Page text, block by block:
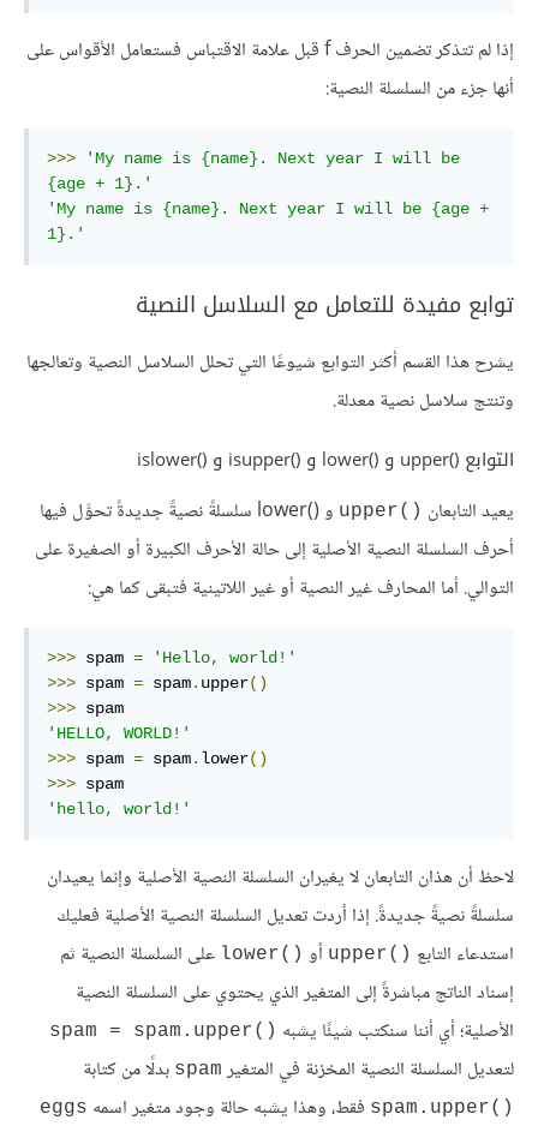
إذا لم تتذكر تضمين الحرف f قبل علامة الاقتباس فستعامل الأقواس على
أنها جزء من السلسلة النصية:
>>>
'My name is {name}. Next year I will be
{age + 1}.'
'My name is {name}. Next year I will be {age +
1}.'
توابع مفيدة للتعامل مع السلاسل النصية
يشرح هذا القسم أكثر التوابع شيوعًا التي تحلل السلاسل النصية وتعالجها
وتنتج سلاسل نصية معدلة.
التوابع upper()‎ و lower()‎ و isupper()‎ و islower()‎
يعيد التابعان upper()‎ و lower()
سلسلةً نصيةً جديدةً تحوَّل فيها
أحرف السلسلة النصية الأصلية إلى حالة الأحرف الكبيرة أو الصغيرة على
التوالي. أما المحارف غير النصية أو غير اللاتينية فتبقى كما هي:
>>> spam =
'Hello, world!'
>>> spam = spam. upper()
>>>
'HELLO, WORLD!'
>>> spam = spam. lower()
>>>
'hello, world!'
لاحظ أن هذان التابعان لا يغيران السلسلة النصية الأصلية وإنما يعيدان
سلسلةً نصيةً جديدةً. إذا أردت تعديل السلسلة النصية الأصلية فعليك
استدعاء التابع upper()‎ أو lower()‎ على السلسلة النصية ثم
إسناد الناتج مباشرةً إلى المتغير الذي يحتوي على السلسلة النصية
الأصلية؛ أي أننا سنكتب شيئًا يشبه spam = spam.upper()‎
لتعديل السلسلة النصية المخزنة في المتغير spam بدلًا من كتابة
spam.upper()‎ فقط، وهذا يشبه حالة وجود متغير اسمه eggs